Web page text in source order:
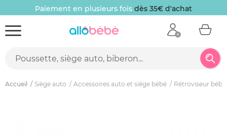
Paiement en plusieurs fois dès 35€ d'achat
Accueil Siège auto Accessoires auto et siège bébé Rétroviseur bébé